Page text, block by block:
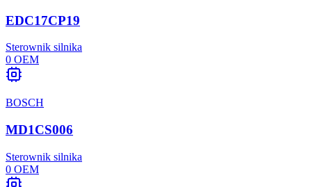
EDC17CP19
Sterownik silnika
0 OEM
BOSCH
MD1CS006
Sterownik silnika
0 OEM